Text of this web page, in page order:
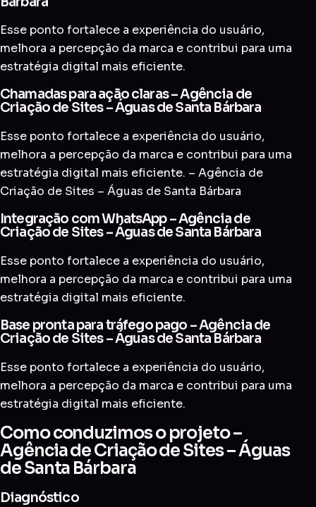
Esse ponto fortalece a experiência do usuário,
melhora a percepção da marca e contribui para uma
estratégia digital mais eficiente.
Chamadas para ação claras – Agência de
Criação de Sites – Águas de Santa Bárbara
Esse ponto fortalece a experiência do usuário,
melhora a percepção da marca e contribui para uma
estratégia digital mais eficiente. – Agência de
Criação de Sites – Águas de Santa Bárbara
Integração com WhatsApp – Agência de
Criação de Sites – Águas de Santa Bárbara
Esse ponto fortalece a experiência do usuário,
melhora a percepção da marca e contribui para uma
estratégia digital mais eficiente.
Base pronta para tráfego pago – Agência de
Criação de Sites – Águas de Santa Bárbara
Esse ponto fortalece a experiência do usuário,
melhora a percepção da marca e contribui para uma
estratégia digital mais eficiente.
Como conduzimos o projeto –
Agência de Criação de Sites – Águas
de Santa Bárbara
Diagnóstico